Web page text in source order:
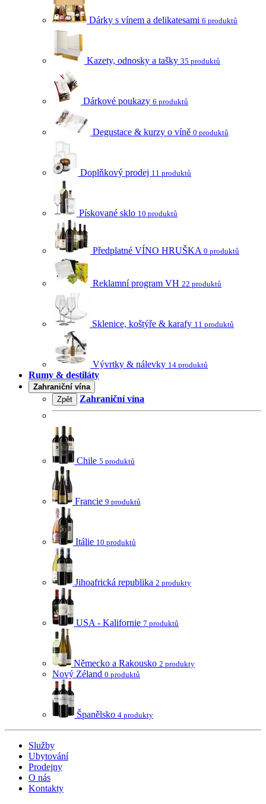
Dárky s vínem a delikatesami 6 produktů
Kazety, odnosky a tašky 35 produktů
Dárkové poukazy 6 produktů
Degustace & kurzy o víně 0 produktů
Doplňkový prodej 11 produktů
Pískované sklo 10 produktů
Předplatné VÍNO HRUŠKA 0 produktů
Reklamní program VH 22 produktů
Sklenice, koštýře & karafy 11 produktů
Vývrtky & nálevky 14 produktů
Rumy & destiláty
Zahraniční vína
Zpět
Zahraniční vína
Chile 5 produktů
Francie 9 produktů
Itálie 10 produktů
Jihoafrická republika 2 produkty
USA - Kalifornie 7 produktů
Německo a Rakousko 2 produkty
Nový Zéland 0 produktů
Španělsko 4 produkty
Služby
Ubytování
Prodejny
O nás
Kontakty